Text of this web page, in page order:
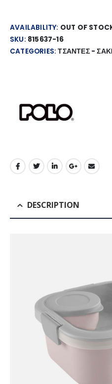
AVAILABILITY: OUT OF
SKU: 815637-16
CATEGORIES:ΤΣΑΝΤΕΣ -
DESCRIPTION